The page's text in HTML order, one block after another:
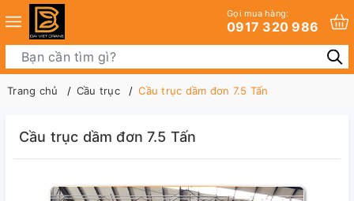
Gọi mua hàng:
0917 320 986
Trang chủ Cầu trục Cầu trục dầm đơn 7.5 Tấn
Cầu trục dầm đơn 7.5 Tấn